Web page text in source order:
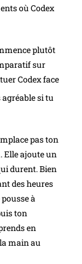
où Codex
plutôt
sur
Codex face
si tu
pas ton
Elle ajoute un
durent. Bien
des heures
à
ton
en
main au